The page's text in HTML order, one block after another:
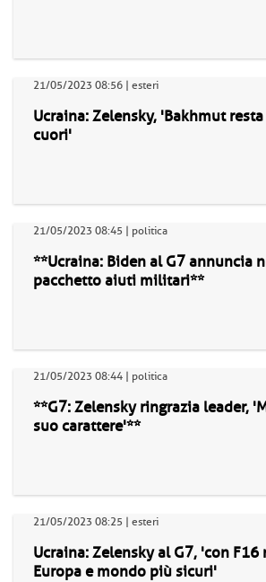
21/05/2023 08:56 | esteri
Ucraina: Zelensky, 'Bakhmut
cuori'
21/05/2023 08:45 | politica
**Ucraina: Biden al G7 annuncia
pacchetto aiuti militari**
21/05/2023 08:44 | politica
**G7: Zelensky ringrazia leader,
suo carattere'**
21/05/2023 08:25 | esteri
Ucraina: Zelensky al G7, 'con
Europa e mondo più sicuri'